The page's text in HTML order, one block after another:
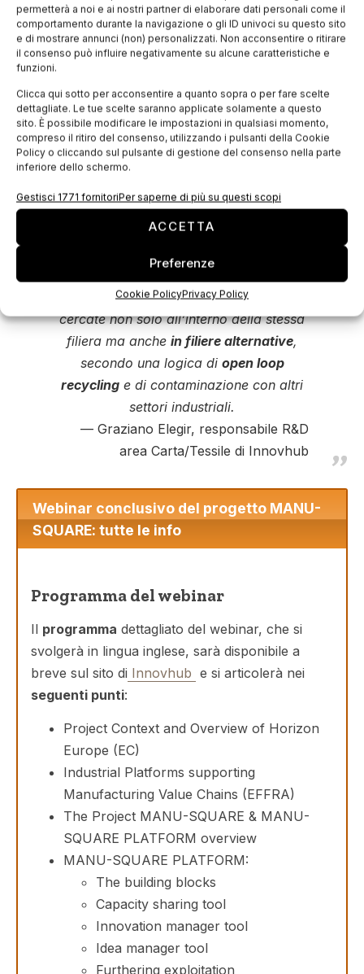
permetterà a noi e ai nostri partner di elaborare dati personali come il
comportamento durante la navigazione o gli ID univoci su questo sito
e di mostrare annunci (non) personalizzati. Non acconsentire o ritirare
il consenso può influire negativamente su alcune caratteristiche e
funzioni.
Clicca qui sotto per acconsentire a quanto sopra o per fare scelte
dettagliate. Le tue scelte saranno applicate solamente a questo
sito. È possibile modificare le impostazioni in qualsiasi momento,
compreso il ritiro del consenso, utilizzando i pulsanti della Cookie
Policy o cliccando sul pulsante di gestione del consenso nella parte
inferiore dello schermo.
Gestisci 1771 fornitoriPer saperne di più su questi scopi
ACCETTA
Preferenze
Cookie PolicyPrivacy Policy
La piattaforma rappresenta
un’importante opportunità anche in
settore cartario sia in quello tessile.
In particolare ilsettore tessilenecessita
di trovaresoluzioni
tecnologicheavanzate per la
valorizzazione degli
industriali complessiper superare il
basso tasso di riciclo attuale e ridurre
dovranno essere necessariamente
cercate non solo all’interno della stessa
filiera ma anche in filiere alternative,
secondo una logica di open loop
recycling e di contaminazione con altri
settori industriali.
Graziano Elegir, responsabile R&D
area Carta/Tessile di Innovhub
Webinar conclusivo del progetto MANU-
SQUARE: tutte le info
Programma del webinar
Il programma dettagliato del webinar, che si
svolgerà in lingua inglese, sarà disponibile a
breve sul sito di Innovhub e si articolerà nei
seguenti punti:
Project Context and Overview of Horizon
Europe (EC)
Industrial Platforms supporting
Manufacturing Value Chains (EFFRA)
The Project MANU-SQUARE & MANU-
SQUARE PLATFORM overview
MANU-SQUARE PLATFORM:
The building blocks
Capacity sharing tool
Innovation manager tool
Idea manager tool
Furthering exploitation